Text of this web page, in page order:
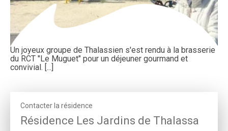
Un joyeux groupe de Thalassien s'est rendu à la brasserie
du RCT "Le Muguet" pour un déjeuner gourmand et
convivial. [...]
Contacter la résidence
Résidence Les Jardins de Thalassa